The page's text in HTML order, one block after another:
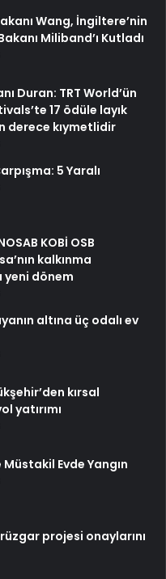
Wang, İngiltere’nin
Miliband’ı Kutladı
Duran: TRT World’ün
17 ödüle layık
derece kıymetlidir
5 Yaralı
KOBİ OSB
kalkınma
dönem
altına üç odalı ev
kırsal
yatırımı
Evde Yangın
projesi onaylarını